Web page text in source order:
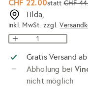
CHF 22.00
Preis
stattCHF
Tilda,
inkl. MwSt. zzgl.
Gratis Versand
Abholung bei
nicht möglich